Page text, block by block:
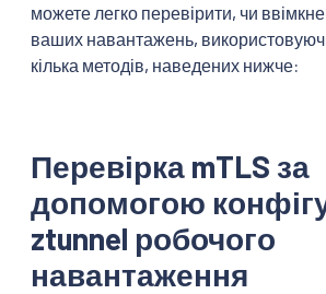
можете легко перевірити, чи
ваших навантажень,
кілька методів, наведених нижче:
Перевірка mTLS за
допомогою
ztunnel робочого
навантаження